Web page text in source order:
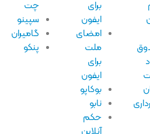
ایفون
امضای
ایفون
بوکاپو
نابو
حکم
سپینو
گامیران
پنکو